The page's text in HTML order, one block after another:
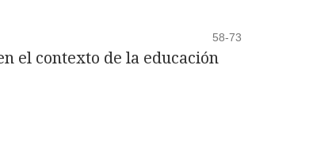
58-73
el contexto de la educación